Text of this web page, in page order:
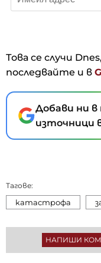
Това се случи
последвайте и в
Добави ни
източници
Тагове:
катастрофа
НАПИШИ